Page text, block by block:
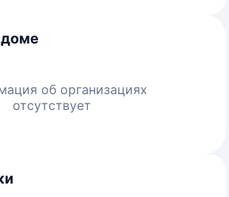
доме
об организациях
отсутствует